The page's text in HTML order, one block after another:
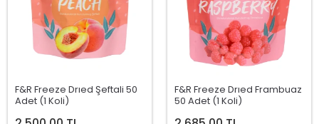
F&R Freeze Drıed Şeftali 50
Adet (1 Koli)
F&R Freeze Drıed Frambuaz
50 Adet (1 Koli)